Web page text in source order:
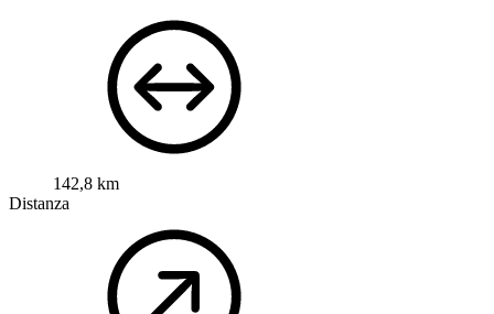
142,8 km
Distanza